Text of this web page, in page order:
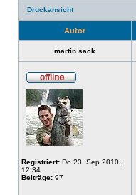
Druckansicht
Autor
martin.sack
Registriert: Do 23. Sep 2010,
12:34
Beiträge: 97